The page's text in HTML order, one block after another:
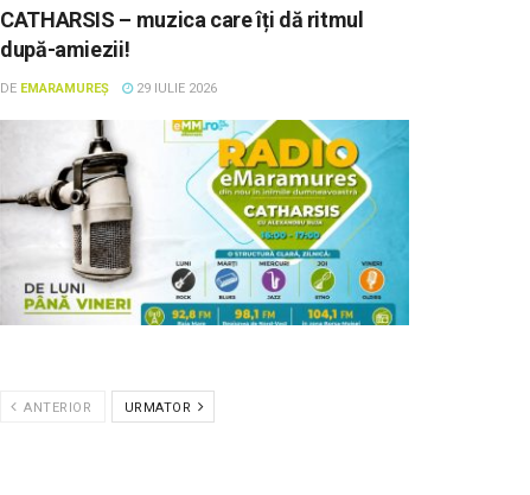
CATHARSIS – muzica care îți dă ritmul
după-amiezii!
DE EMARAMUREȘ 29 IULIE 2026
ANTERIOR URMATOR